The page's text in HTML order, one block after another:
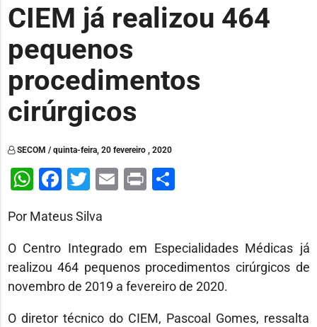
CIEM já realizou 464
pequenos
procedimentos
cirúrgicos
SECOM / quinta-feira, 20 fevereiro , 2020
WhatsApp
Facebook
Twitter
Email
PrintShare
Por Mateus Silva
O Centro Integrado em Especialidades Médicas já
realizou 464 pequenos procedimentos cirúrgicos de
novembro de 2019 a fevereiro de 2020.
O diretor técnico do CIEM, Pascoal Gomes, ressalta